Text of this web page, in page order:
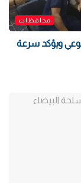
محافظات
ويؤكد سرعة